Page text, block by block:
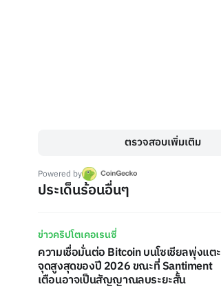
ตรวจสอบเพิ่มเติม
Powered by
ประเด็นร้อนอื่นๆ
ข่าวคริปโตเคอเรนซี่
ความเชื่อมั่นต่อ Bitcoin บนโซเชียลพุ่งแตะ
จุดสูงสุดของปี 2026 ขณะที่ Santiment
เตือนอาจเป็นสัญญาณลบระยะสั้น